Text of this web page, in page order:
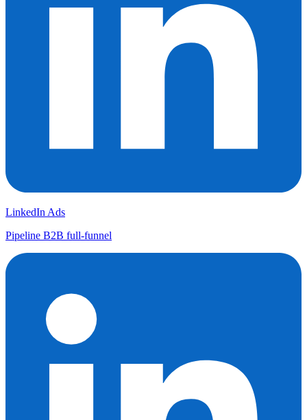
LinkedIn Ads
Pipeline B2B full-funnel